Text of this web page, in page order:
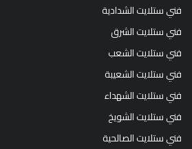
فني ستلايت الشدادية
فني ستلايت الشرق
فني ستلايت الشعب
فني ستلايت الشعيبة
فني ستلايت الشهداء
فني ستلايت الشويخ
فني ستلايت الصالحية